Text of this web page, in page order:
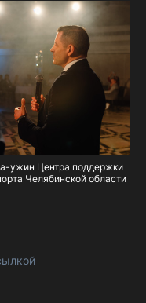
ужин Центра поддержки
Челябинской области